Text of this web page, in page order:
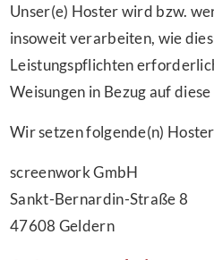
Unser(e) Hoster wird bzw.
insoweit verarbeiten, wie
Leistungspflichten
Weisungen in Bezug auf
Wir setzen folgende(n)
screenwork GmbH
Sankt-Bernardin-Straße 8
47608 Geldern